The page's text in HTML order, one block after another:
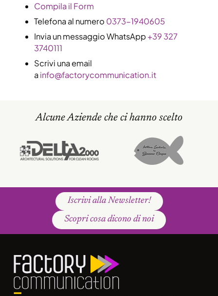
Compila il Form
Telefona al numero 0373-1940605
Invia un messaggio WhatsApp +39 327
3740111
Scrivi una email
ainfo@factorycommunication.it
Alcune Aziende che ci hanno scelto
Iscrivi alla Newsletter!
Scopri cosa dicono di noi